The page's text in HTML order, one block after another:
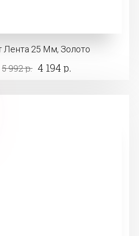
Лента 25 Мм, Золото
5 992 р. 4 194 р.